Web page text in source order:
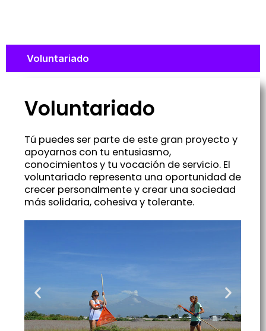
Voluntariado
Voluntariado
Tú puedes ser parte de este gran proyecto y
apoyarnos con tu entusiasmo,
conocimientos y tu vocación de servicio. El
voluntariado representa una oportunidad de
crecer personalmente y crear una sociedad
más solidaria, cohesiva y tolerante.